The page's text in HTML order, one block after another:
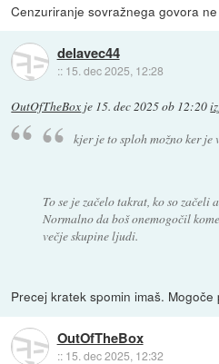
Cenzuriranje sovražnega govora
delavec44
:: 15. dec 2025, 12:28
OutOfTheBox je 15. dec 2025 ob 12:20
kjer je to sploh možno ker je
To se je začelo takrat, ko so začeli
Normalno da boš onemogočil
večje skupine ljudi.
Precej kratek spomin imaš.
OutOfTheBox
:: 15. dec 2025, 12:32